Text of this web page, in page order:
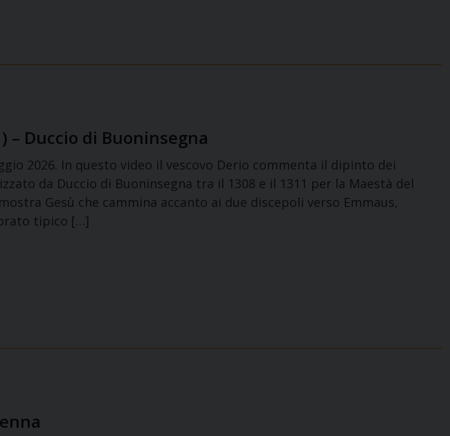
– Duccio di Buoninsegna
2026. In questo video il vescovo Derio commenta il dipinto dei
da Duccio di Buoninsegna tra il 1308 e il 1311 per la Maestà del
Gesù che cammina accanto ai due discepoli verso Emmaus,
tipico […]